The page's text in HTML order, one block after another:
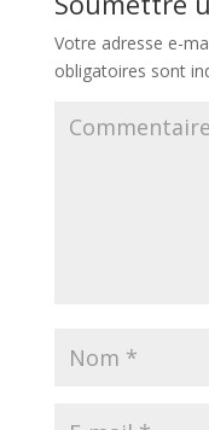
Votre adresse e-
obligatoires sont